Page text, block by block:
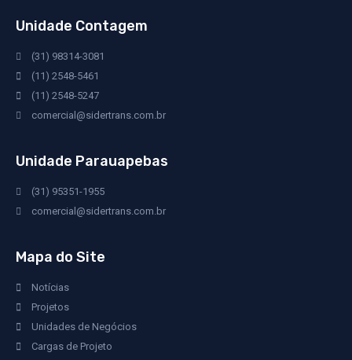
Unidade Contagem
(31) 98314-3081
(11) 2548-5461
(11) 2548-5247
comercial@sidertrans.com.br
Unidade Parauapebas
(31) 95351-1955
comercial@sidertrans.com.br
Mapa do Site
Notícias
Projetos
Unidades de Negócios
Cargas de Projeto